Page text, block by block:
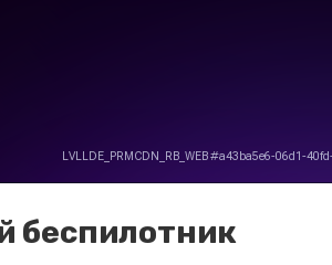
беспилотник